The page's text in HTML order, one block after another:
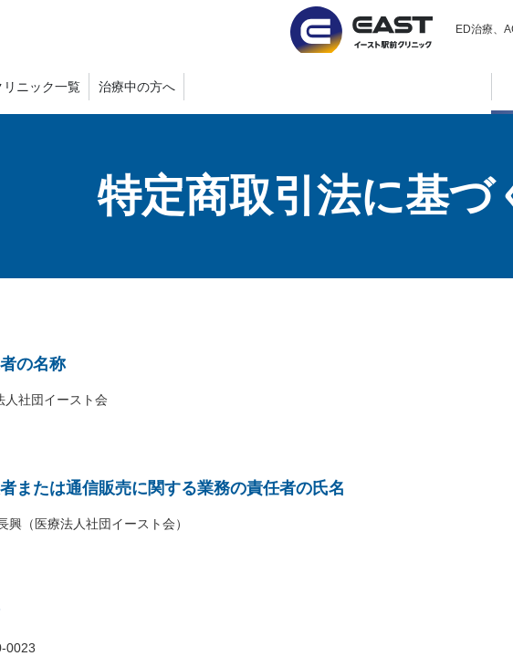
ED治療、
リニック一覧 治療中の方へ
特定商取引法に基づ
の名称
人社団イースト会
または通信販売に関する業務の責任者の氏名
興（医療法人社団イースト会）
0023